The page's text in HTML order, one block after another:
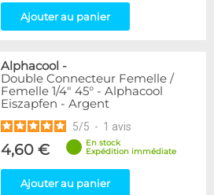
Ajouter au panier
Alphacool -
Double Connecteur Femelle /
Femelle 1/4" 45° - Alphacool
Eiszapfen - Argent
5/5 - 1 avis
4,60 €
En stock
Expédition immédiate
Ajouter au panier